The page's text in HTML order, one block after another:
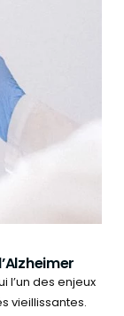
l’un des enjeux
vieillissantes.